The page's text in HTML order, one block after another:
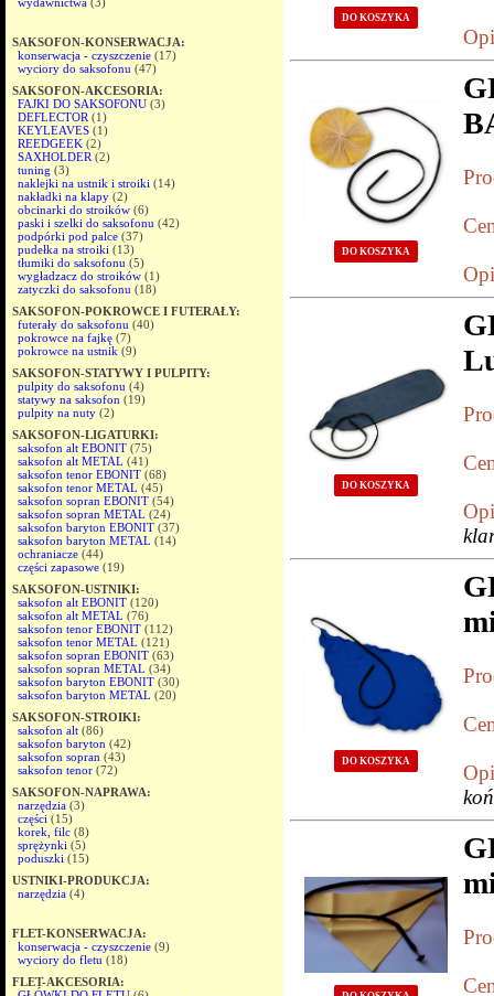
SAKSOFON-KONSERWACJA:
konserwacja - czyszczenie (17)
wyciory do saksofonu (47)
SAKSOFON-AKCESORIA:
FAJKI DO SAKSOFONU (3)
DEFLECTOR (1)
KEYLEAVES (1)
REEDGEEK (2)
SAXHOLDER (2)
tuning (3)
naklejki na ustnik i stroiki (14)
nakładki na klapy (2)
obcinarki do stroików (6)
paski i szelki do saksofonu (42)
podpórki pod palce (37)
pudełka na stroiki (13)
tłumiki do saksofonu (5)
wygładzacz do stroików (1)
zatyczki do saksofonu (18)
SAKSOFON-POKROWCE I FUTERAŁY:
futerały do saksofonu (40)
pokrowce na fajkę (7)
pokrowce na ustnik (9)
SAKSOFON-STATYWY I PULPITY:
pulpity do saksofonu (4)
statywy na saksofon (19)
pulpity na nuty (2)
SAKSOFON-LIGATURKI:
saksofon alt EBONIT (75)
saksofon alt METAL (41)
saksofon tenor EBONIT (68)
saksofon tenor METAL (45)
saksofon sopran EBONIT (54)
saksofon sopran METAL (24)
saksofon baryton EBONIT (37)
saksofon baryton METAL (14)
ochraniacze (44)
części zapasowe (19)
SAKSOFON-USTNIKI:
saksofon alt EBONIT (120)
saksofon alt METAL (76)
saksofon tenor EBONIT (112)
saksofon tenor METAL (121)
saksofon sopran EBONIT (63)
saksofon sopran METAL (34)
saksofon baryton EBONIT (30)
saksofon baryton METAL (20)
SAKSOFON-STROIKI:
saksofon alt (86)
saksofon baryton (42)
saksofon sopran (43)
saksofon tenor (72)
SAKSOFON-NAPRAWA:
narzędzia (3)
części (15)
korek, filc (8)
sprężynki (5)
poduszki (15)
USTNIKI-PRODUKCJA:
narzędzia (4)
FLET-KONSERWACJA:
konserwacja - czyszczenie (9)
wyciory do fletu (18)
FLET-AKCESORIA:
DO KOSZYKA
DO KOSZYKA
DO KOSZYKA
DO KOSZYKA